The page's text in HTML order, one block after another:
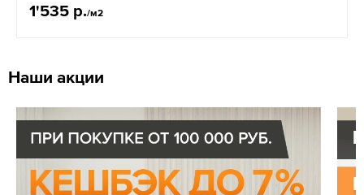
1'535 р./м2
Наши акции